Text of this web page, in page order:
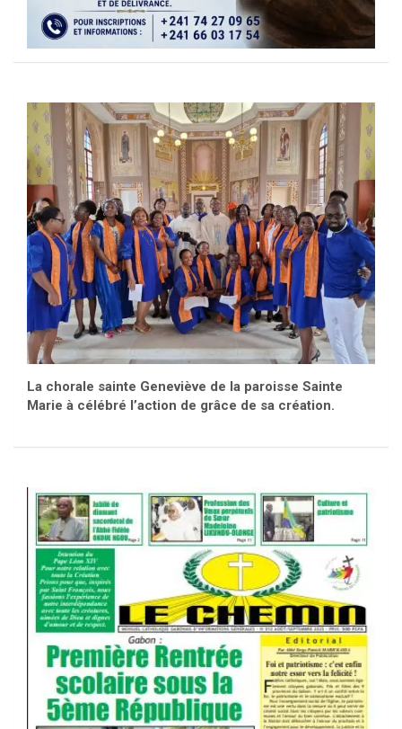
La chorale sainte Geneviève de la paroisse Sainte
Marie à célébré l’action de grâce de sa création.